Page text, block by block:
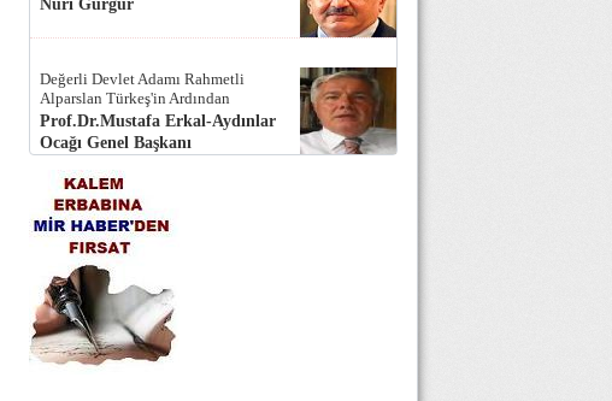
Nuri Gürgür
Değerli Devlet Adamı Rahmetli
Alparslan Türkeş'in Ardından
Prof.Dr.Mustafa Erkal-Aydınlar
Ocağı Genel Başkanı